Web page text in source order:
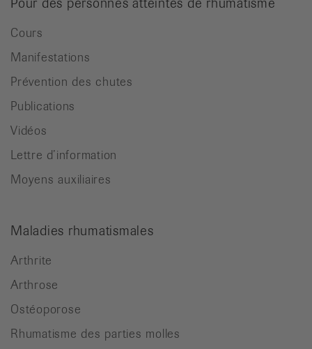
Cours
Manifestations
Prévention des chutes
Publications
Vidéos
Lettre d’information
Moyens auxiliaires
Maladies rhumatismales
Arthrite
Arthrose
Ostéoporose
Rhumatisme des parties molles